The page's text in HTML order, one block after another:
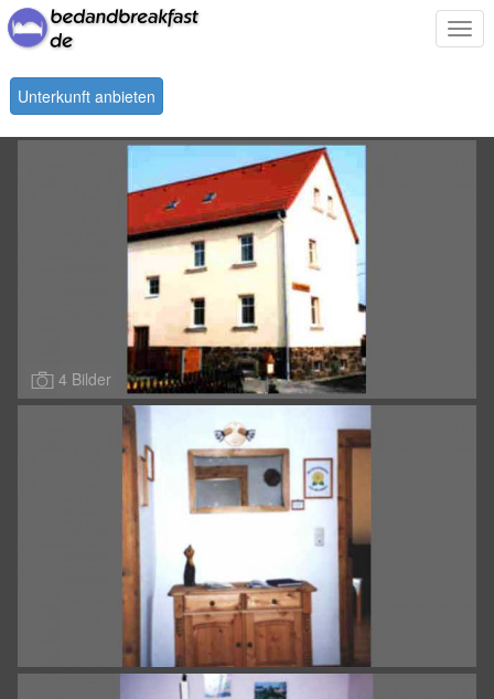
Unterkunft anbieten
4 Bilder